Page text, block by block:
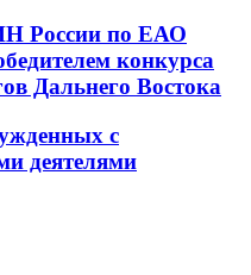
России по ЕАО
конкурса
Дальнего Востока
с
деятелями